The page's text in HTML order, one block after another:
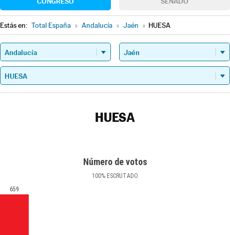
Estás en: Total España » Andalucía » Jaén » HUESA
HUESA
Número de votos
100% ESCRUTADO
659